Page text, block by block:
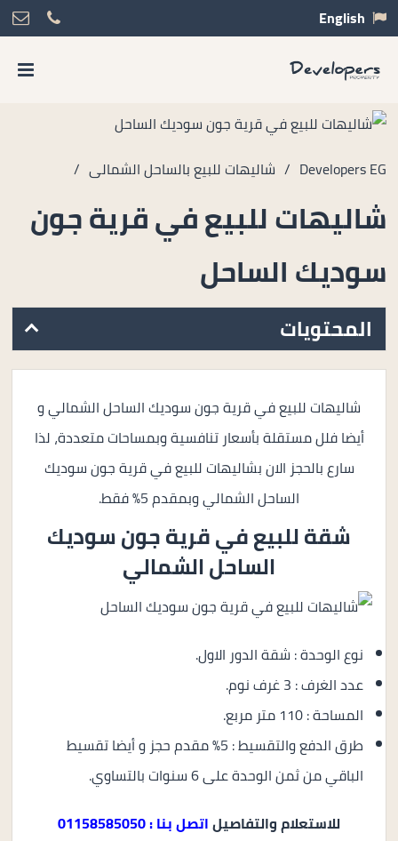
English
Developers EG
/ شاليهات للبيع بالساحل الشمالى /
شاليهات للبيع في قرية جون
سوديك الساحل
المحتويات
شاليهات للبيع في قرية جون سوديك الساحل الشمالي و
أيضا فلل مستقلة بأسعار تنافسية وبمساحات متعددة، لذا
سارع بالحجز الان بشاليهات للبيع في قرية جون سوديك
الساحل الشمالي وبمقدم 5% فقط.
شقة للبيع فيقرية جون سوديك
الساحل الشمالي
نوع الوحدة : شقة الدور الاول.
عدد الغرف : 3 غرف نوم.
المساحة : 110 متر مربع.
طرق الدفع والتقسيط : 5% مقدم حجز و أيضا تقسيط
الباقي من ثمن الوحدة على 6 سنوات بالتساوي.
للاستعلام والتفاصيلاتصل بنا : 01158585050